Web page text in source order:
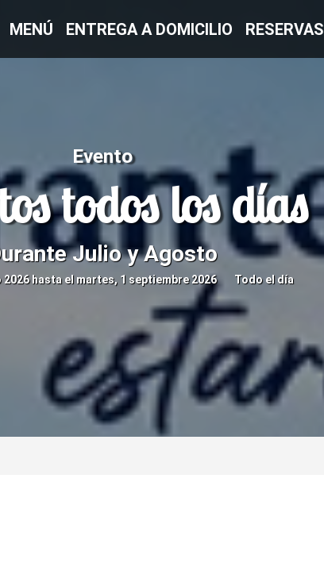
MENÚ ENTREGA A DOMICILIO RESERVAS
Evento
todos los días
Julio y Agosto
hasta el martes, 1 septiembre 2026 Todo el día